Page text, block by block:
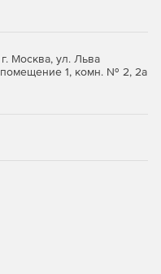
начала работы.
доменов,
и французском.
Москва, ул. Льва
помещение 1, комн. № 2, 2а